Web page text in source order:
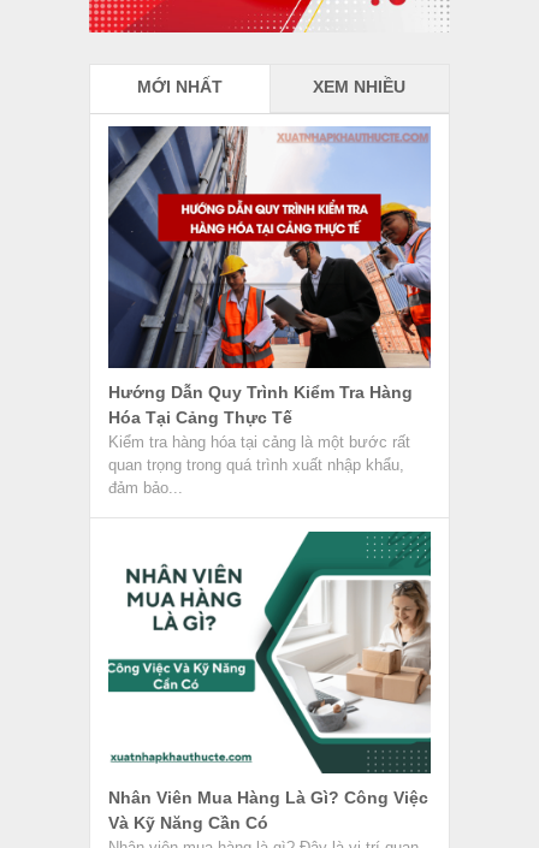
MỚI NHẤT XEM NHIỀU
Hướng Dẫn Quy Trình Kiểm Tra Hàng
Hóa Tại Cảng Thực Tế
Kiểm tra hàng hóa tại cảng là một bước rất
quan trọng trong quá trình xuất nhập khẩu,
đảm bảo...
Nhân Viên Mua Hàng Là Gì? Công Việc
Và Kỹ Năng Cần Có